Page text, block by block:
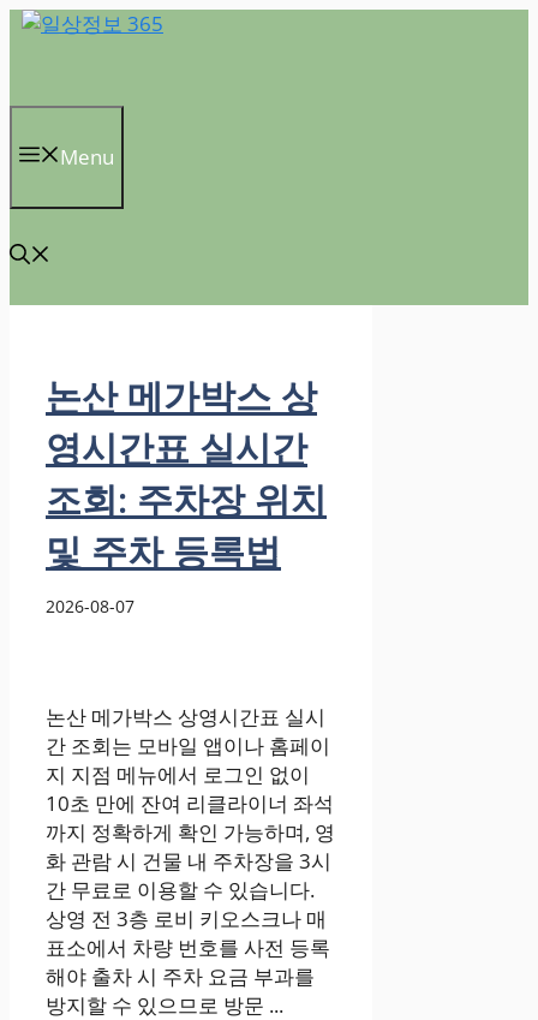
컨
로
너
Menu
논산 메가박스 상
영시간표 실시간
조회: 주차장 위치
및 주차 등록법
2026-08-07
논산 메가박스 상영시간표 실시
간 조회는 모바일 앱이나 홈페이
지 지점 메뉴에서 로그인 없이
10초 만에 잔여 리클라이너 좌석
까지 정확하게 확인 가능하며, 영
화 관람 시 건물 내 주차장을 3시
간 무료로 이용할 수 있습니다.
상영 전 3층 로비 키오스크나 매
표소에서 차량 번호를 사전 등록
해야 출차 시 주차 요금 부과를
방지할 수 있으므로 방문 ...